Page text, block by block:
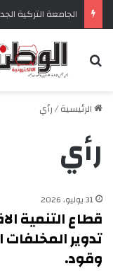
الجامعة التركية
بحث عن
الرئيسية/رأي
رأي
31 يوليو، 2026
قطاع التنمية
تدوير المخلفات
وقود.